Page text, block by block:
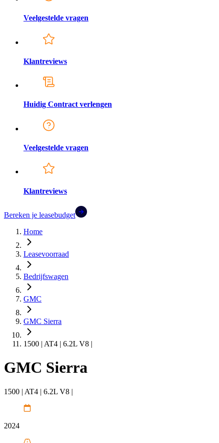
Veelgestelde vragen
Klantreviews
Huidig Contract verlengen
Veelgestelde vragen
Klantreviews
Bereken je leasebudget
Home
Leasevoorraad
Bedrijfswagen
GMC
GMC Sierra
1500 | AT4 | 6.2L V8 |
GMC Sierra
1500 | AT4 | 6.2L V8 |
2024